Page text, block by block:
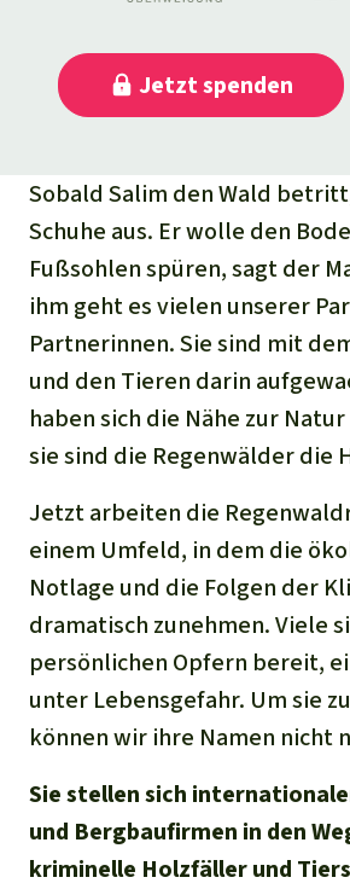
Jetztspenden
Sobald Salim den Wald
Schuhe aus. Er wolle den
Fußsohlen spüren, sagt der
ihm geht es vielen unserer
Partnerinnen. Sie sind mit
und den Tieren darin
haben sich die Nähe zur
sie sind die Regenwälder die
Jetzt arbeiten die
einem Umfeld, in dem die
Notlage und die Folgen der
dramatisch zunehmen. Viele
persönlichen Opfern bereit,
unter Lebensgefahr. Um sie
können wir ihre Namen nicht
Sie stellen sich
und Bergbaufirmen in den
kriminelle Holzfäller und